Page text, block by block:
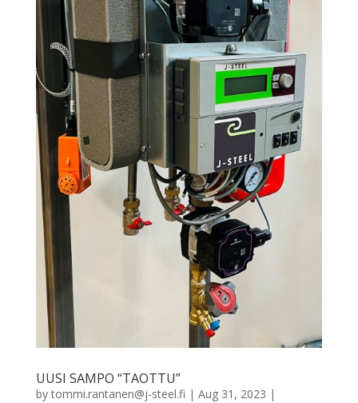
UUSI SAMPO “TAOTTU”
bytommi.rantanen@j-steel.fi | Aug 31, 2023 |